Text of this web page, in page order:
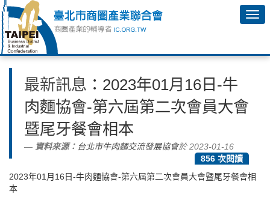
最新訊息 ：2023年01月16日-牛
肉麵協會-第六屆第二次會員大會
暨尾牙餐會相本
資料來源： 台北市牛肉麵交流發展協會於 2023-01-16
856 次閱讀
2023年01月16日-牛肉麵協會-第六屆第二次會員大會暨尾牙餐會相
本